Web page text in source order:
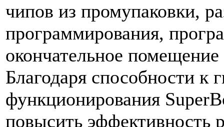
чипов из промупаковки,
программирования,
окончательное
Благодаря способности к
функционирования
повысить